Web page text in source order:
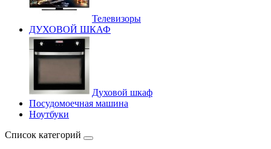
Телевизоры
ДУХОВОЙ ШКАФ
Духовой шкаф
Посудомоечная машина
Ноутбуки
Список категорий